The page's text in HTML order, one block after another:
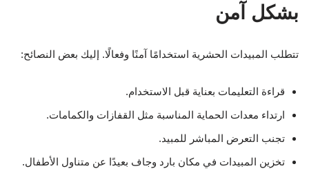
بشكل آمن
تتطلب المبيدات الحشرية استخدامًا آمنًا وفعالًا. إليك بعض النصائح:
قراءة التعليمات بعناية قبل الاستخدام.
ارتداء معدات الحماية المناسبة مثل القفازات والكمامات.
تجنب التعرض المباشر للمبيد.
تخزين المبيدات في مكان بارد وجاف بعيدًا عن متناول الأطفال.